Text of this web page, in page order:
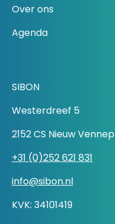
Over ons
Agenda
SIBON
Westerdreef 5
2152 CS Nieuw Vennep
+31 (0)252 621 831
info@sibon.nl
KVK: 34101419